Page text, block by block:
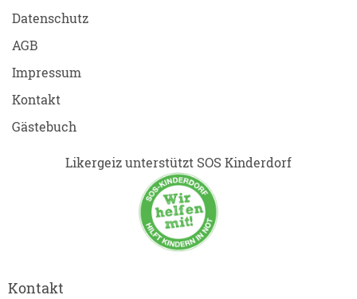
Datenschutz
AGB
Impressum
Kontakt
Gästebuch
Likergeiz unterstützt SOS Kinderdorf
Kontakt